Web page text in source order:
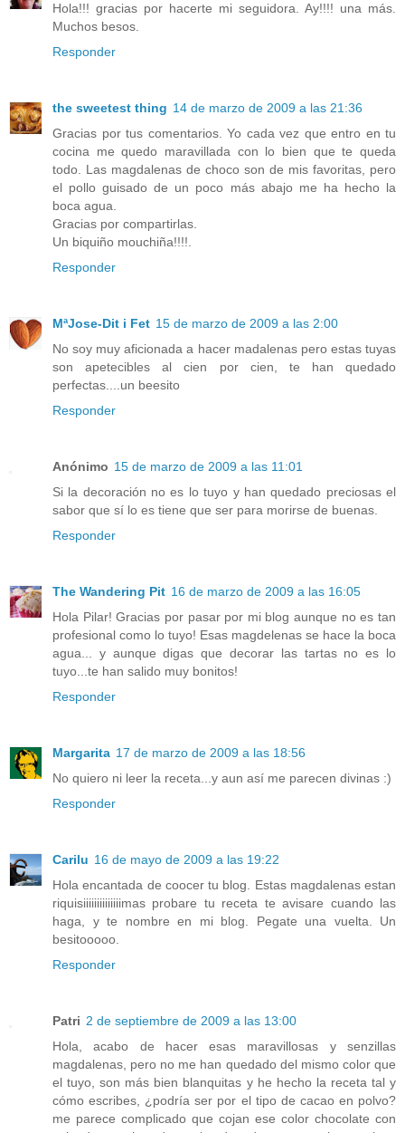
Hola!!! gracias por hacerte mi seguidora. Ay!!!! una más.
Muchos besos.
Responder
the sweetest thing 14 de marzo de 2009 a las 21:36
Gracias por tus comentarios. Yo cada vez que entro en tu
cocina me quedo maravillada con lo bien que te queda
todo. Las magdalenas de choco son de mis favoritas, pero
el pollo guisado de un poco más abajo me ha hecho la
boca agua.
Gracias por compartirlas.
Un biquiño mouchiña!!!!.
Responder
MªJose-Dit i Fet 15 de marzo de 2009 a las 2:00
No soy muy aficionada a hacer madalenas pero estas tuyas
son apetecibles al cien por cien, te han quedado
perfectas....un beesito
Responder
Anónimo 15 de marzo de 2009 a las 11:01
Si la decoración no es lo tuyo y han quedado preciosas el
sabor que sí lo es tiene que ser para morirse de buenas.
Responder
The Wandering Pit 16 de marzo de 2009 a las 16:05
Hola Pilar! Gracias por pasar por mi blog aunque no es tan
profesional como lo tuyo! Esas magdelenas se hace la boca
agua... y aunque digas que decorar las tartas no es lo
tuyo...te han salido muy bonitos!
Responder
Margarita 17 de marzo de 2009 a las 18:56
No quiero ni leer la receta...y aun así me parecen divinas :)
Responder
Carilu 16 de mayo de 2009 a las 19:22
Hola encantada de coocer tu blog. Estas magdalenas estan
riquisiiiiiiiiiiiiiimas probare tu receta te avisare cuando las
haga, y te nombre en mi blog. Pegate una vuelta. Un
besitooooo.
Responder
Patri 2 de septiembre de 2009 a las 13:00
Hola, acabo de hacer esas maravillosas y senzillas
magdalenas, pero no me han quedado del mismo color que
el tuyo, son más bien blanquitas y he hecho la receta tal y
cómo escribes, ¿podría ser por el tipo de cacao en polvo?
me parece complicado que cojan ese color chocolate con